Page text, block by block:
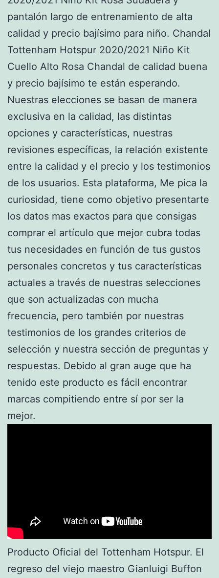
pantalón largo de entrenamiento de alta
calidad y precio bajísimo para niño. Chandal
Tottenham Hotspur 2020/2021 Niño Kit
Cuello Alto Rosa Chandal de calidad buena
y precio bajísimo te están esperando.
Nuestras elecciones se basan de manera
exclusiva en la calidad, las distintas
opciones y características, nuestras
revisiones específicas, la relación existente
entre la calidad y el precio y los testimonios
de los usuarios. Esta plataforma, Me pica la
curiosidad, tiene como objetivo presentarte
los datos mas exactos para que consigas
comprar el artículo que mejor cubra todas
tus necesidades en función de tus gustos
personales concretos y tus características
actuales a través de nuestras selecciones
que son actualizadas con mucha
frecuencia, pero también por nuestras
testimonios de los grandes criterios de
selección y nuestra sección de preguntas y
respuestas. Debido al gran auge que ha
tenido este producto es fácil encontrar
marcas compitiendo entre sí por ser la
mejor.
Producto Oficial del Tottenham Hotspur. El
regreso del viejo maestro Gianluigi Buffon